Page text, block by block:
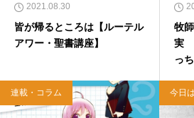
2021.08.30
皆が帰るところは【ルーテル
アワー・聖書講座】
牧
実
っ
連載・コラム 今日